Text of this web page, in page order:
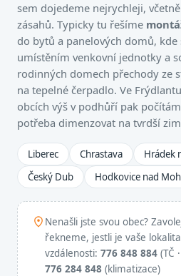
sem dojedeme nejrychleji,
zásahů. Typicky tu řešíme
do bytů a panelových domů,
umístěním venkovní jednotky a
rodinných domech přechody ze
na tepelné čerpadlo. Ve
obcích výš v podhůří pak
potřeba dimenzovat na tvrdší
Liberec Chrastava Hrádek
Český Dub
Hodkovice nad
Nenašli jste svou obec?
řekneme, jestli je vaše
vzdálenosti: 776 848 884 (TČ
776 284 848 (klimatizace)